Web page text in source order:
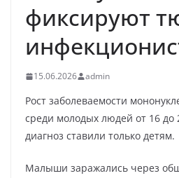
фиксируют
15.06.2026 admin
Рост заболеваемости
среди молодых людей от 16 до
диагноз ставили только детям.
Малыши заражались через